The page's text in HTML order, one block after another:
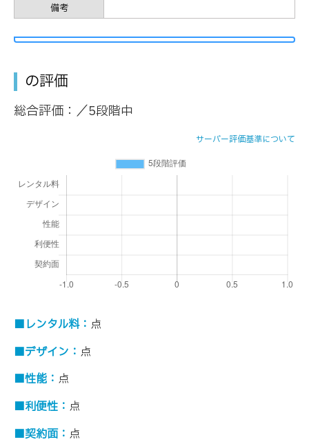
備考
の評価
総合評価： ／5段階中
サーバー評価基準について
■レンタル料： 点
■デザイン： 点
■性能： 点
■利便性： 点
■契約面： 点